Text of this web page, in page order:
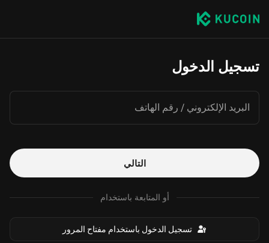
تسجيل الدخول
البريد الإلكتروني / رقم الهاتف
التالي
أو المتابعة باستخدام
تسجيل الدخول باستخدام مفتاح المرور